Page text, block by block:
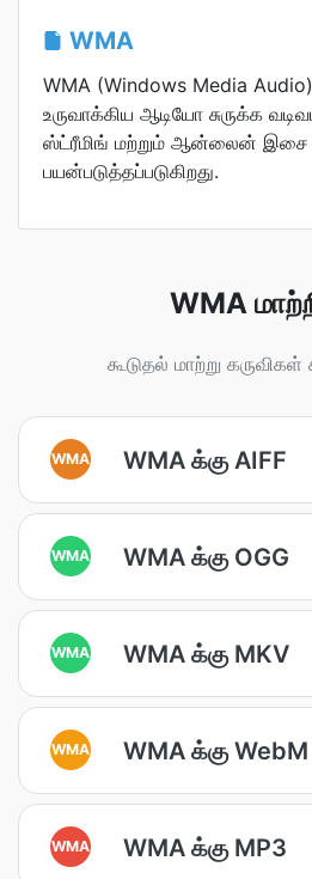
WMA
WMA (Windows Media
உருவாக்கிய ஆடியோ சுருக்க
ஸ்ட்ரீமிங் மற்றும் ஆன்லைன் இசை
பயன்படுத்தப்படுகிறது.
WMA
கூடுதல் மாற்று
WMA WMA க்கு AIFF
WMA WMA க்கு OGG
WMA WMA க்கு MKV
WMA WMA க்கு WebM
WMA WMA க்கு MP3